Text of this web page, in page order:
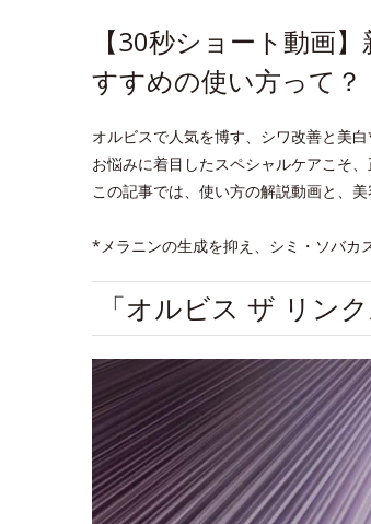
【30秒ショート動画
すすめの使い方って？
オルビスで人気を博す、シワ改善と美
お悩みに着目したスペシャルケアこそ
この記事では、使い方の解説動画と、
*メラニンの生成を抑え、シミ・ソバカ
「オルビス ザ リン